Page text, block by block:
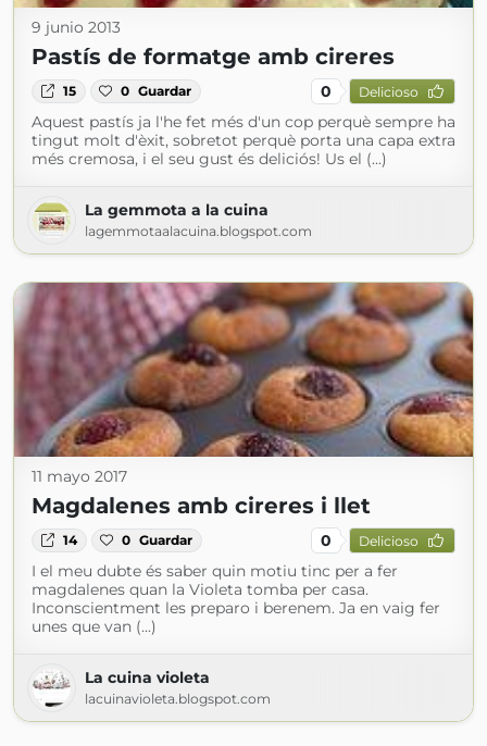
9 junio 2013
Pastís de formatge amb cireres
15 0 Guardar 0 Delicioso
Aquest pastís ja l'he fet més d'un cop perquè sempre ha
tingut molt d'èxit, sobretot perquè porta una capa extra
més cremosa, i el seu gust és deliciós! Us el (...)
La gemmota a la cuina
lagemmotaalacuina.blogspot.com
11 mayo 2017
Magdalenes amb cireres i llet
14 0 Guardar 0 Delicioso
I el meu dubte és saber quin motiu tinc per a fer
magdalenes quan la Violeta tomba per casa.
Inconscientment les preparo i berenem. Ja en vaig fer
unes que van (...)
La cuina violeta
lacuinavioleta.blogspot.com